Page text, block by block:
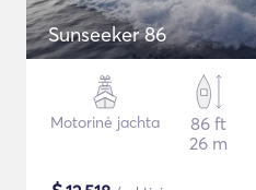
Sunseeker 86
Motorinė jachta
86 ft
26 m